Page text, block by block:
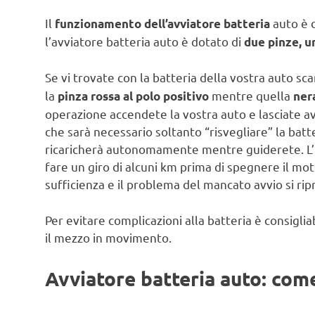
Il funzionamento dell’avviatore batteriaauto è
l’avviatore batteria auto è dotato di due pinze,
Se vi trovate con la batteria della vostra auto
la pinza rossa al polo positivo mentre quella
operazione accendete la vostra auto e lasciate
che sarà necessario soltanto “risvegliare” la
ricaricherà autonomamente mentre guiderete.
fare un giro di alcuni km prima di spegnere il
sufficienza e il problema del mancato avvio si
Per evitare complicazioni alla batteria è
il mezzo in movimento.
Avviatore batteria auto: